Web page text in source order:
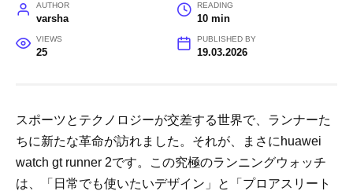
AUTHOR
varsha
READING
10 min
VIEWS
25
PUBLISHED BY
19.03.2026
スポーツとテクノロジーが交差する世界で、ランナーた
ちに新たな革命が訪れました。それが、まさにhuawei
watch gt runner 2です。この究極のランニングウォッチ
は、「日常でも使いたいデザイン」と「プロアスリート